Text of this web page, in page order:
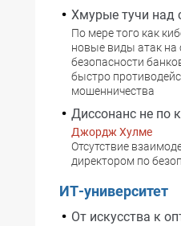
Хмурые тучи над
По мере того как
новые виды атак
безопасности
быстро
мошенничества
Диссонанс не по
Джордж Хулме
Отсутствие
директором по
ИТ-университет
От искусства к